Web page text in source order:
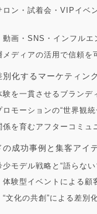
ロン・試着会・VIPイベ
動画・SNS・インフルエ
メディアの活用で信頼を
化するマーケティン
験を一貫させるブランデ
モーションの“世界観統
係を育むアフターコミュ
成功事例と集客アイ
モデル戦略と“語らない
体験型イベントによる顧
文化の共創”による差別